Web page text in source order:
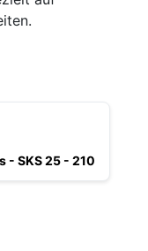
- SKS 25 - 210